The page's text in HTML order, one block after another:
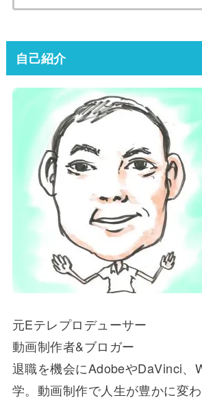
索:
自己紹介
元Eテレプロデューサー
動画制作者&ブロガー
退職を機会にAdobeやDaVinci、
学。動画制作で人生が豊かに変